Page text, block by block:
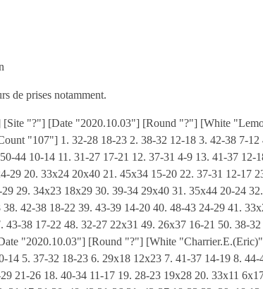
de prises notamment.
10. 44-40 5-10 11. 49-44 10-14 12. 44-39 6-11 13. 34-30 1-6 14. 39-33 11-17 15. 32-28 23x32 16. 37x28 7-11 17. 41-37 14-20 18. 37-32 18-23 19. 40-34 12-18 20. 45-40 8-12 21. 50-45 2-8 22. 46-41 24-29 23. 33x24 20x29 24. 41-37 22x33 25. 47-41 9-14 26. 30-25 15-20 27. 34-30 33-39 28. 43x34 20-24 29. 31-26 17-22 30. 32-27 22x31 31. 36x27 11-17 32. 38-32 3-9 33. 37-31 17-22 34. 42-37 22-28 35. 48-43 12-17 36. 43-38 18-22 37. 27x18 13x22 38. 41-36 16-21 39. 38-33 29x27 40. 34-29 24x33 41. 25-20 14x34 42. 40x18 22x13 43. 31x11 6x17 44. 45-40 33-39 45. 36-31 19-24 46. 37-32 28x37 47. 31x42 21-27 48. 42-38 9-14 49. 38-33 39x28 50. 40-34 28-32 0-1 [Event "1/2 Coupe de France,Parthenay-Seilh,D1"] [Site "?"] [Date "2020.10.03"] [Round "?"] [White "Guet,,A.(Arsène)"] [Black "Ouedraogo,D.(Dasmane)"] [Result "0-1"] [GameType "20"] [PlyCount "96"] 1. 32-28 20-24 2. 37-32 15-20 3. 41-37 10-15 4. 46-41 16-21 5. 31-27 21-26 6. 36-31 11-16 7. 34-29 17-21 8. 40-34 5-10 9. 44-40 6-11 10. 34-30 20-25 11. 29x20 25x34 12. 40x29 14x25 13. 50-44 10-14 14. 44-40 14-20 15. 49-44 19-23 16. 28x19 13x24 17. 41-36 11-17 18. 27-22 18x27 19. 31x11 21-27 20. 32x21 26x6 21. 37-32 6-11 22. 47-41 11-17 23. 41-37 1-6 24. 32-28 17-22 25. 28x17 12x21 26. 37-32 7-12 27. 32-28 9-13 28. 42-37 21-27 29. 37-31 12-18 30. 31x22 18x27 31. 29-23 13-18 32. 23x12 8x17 33. 35-30 24x35 34. 39-34 6-11 35. 44-39 35x44 36. 39x50 16-21 37. 50-44 11-16 38. 28-23 21-26 39. 48-42 20-24 40. 42-37 17-21 41. 37-32 3-9 42. 44-39 9-14 43. 34-29 15-20 44. 23-18 14-19 45. 18-12 25-30 46. 45-40 30-34 47. 39x30 24x44 48. 33-28 20-25 0-1 [Event "1/2 Coupe de France,Parthenay-Seilh,D2"] [Site "?"] [Date "2020.10.03"] [Round "?"] [White "Cuchet,D.(Daniel)"] [Black "Charrier,E.(Eric)"] [Result "1-0"] [GameType "20"] [PlyCount "93"] 1. 32-28 19-23 2. 28x19 14x23 3. 37-32 17-22 4. 33-28 22x33 5. 39x19 13x24 6. 32-28 18-22 7. 28x17 11x22 8. 44-39 12-17 9. 50-44 6-11 10. 38-33 7-12 11. 41-37 1-7 12. 43-38 9-13 13. 34-30 24-29 14. 33x24 20x29 15. 39-33 10-14 16. 33x24 14-20 17. 44-39 20x29 18. 39-33 5-10 19. 33x24 10-14 20. 49-43 14-20 21. 43-39 20x29 22. 39-33 4-10 23. 33x24 12-18 24. 37-32 7-12 25. 32-27 2-7 26. 30-25 3-9 27. 40-34 10-14 28. 34-30 14-19 29. 45-40 9-14 30. 48-43 16-21 31. 27x16 18-23 32. 40-34 12-18 33. 46-41 8-12 34. 31-26 22-28 35. 41-37 17-22 36. 43-39 11-17 37. 37-31 7-11 38. 16x7 12x1 39. 42-37 1-6 40. 38-32 28-33 41. 39x28 22x33 42. 34-29 23x34 43. 30x28 19x30 44. 35x24 6-11 45. 31-27 11-16 46. 28-22 17x28 47. 32x12 1-0 [Event "1/2 Coupe de France,Parthenay-Seilh,D3"] [Site "?"] [Date "2020.10.03"] [Round "?"] [White "Bernardeau,Y.(Yves)"] [Black "Cerbone,S.(Stéphane)"] [Result "1-0"] [GameType "20"] [PlyCount "71"] 1. 32-28 17-21 2. 31-26 19-23 3. 28x19 14x23 4. 26x17 12x21 5. 37-32 10-14 6. 34-30 14-19 7. 41-37 5-10 8. 47-41 21-26 9. 32-27 10-14 10. 30-24 20x29 11. 33x24 19x30 12. 35x24 7-12 13. 40-35 14-20 14. 39-33 20x29 15. 33x24 11-17 16. 44-39 17-22 17. 45-40 22x31 18. 36x27 1-7 19. 35-30 9-14 20. 40-35 14-19 21. 50-44 7-11 22. 44-40 11-17 23. 30-25 19x30 24. 35x24 17-22 25. 41-36 22x31 26. 36x27 2-7 27. 40-35 7-11 28. 39-34 12-17 29. 46-41 23-28 30. 41-36 17-21 31. 37-31 26x37 32. 42x31 21x32 33. 38x27 28-33 34. 24-19 13x24 35. 27-21 16x27 36. 31x2 1-0 [Event "1/2 Coupe de France,Parthenay-Seilh,D4"] [Site "?"] [Date "2020.10.03"] [Round "?"] [White "Gouzi,J.(Jean)"] [Black "Mottay,G.(Gabriel)"] [Result "1/2-1/2"] [GameType "20"] [PlyCount "95"] 1. 32-27 18-23 2. 34-29 23x34 3. 40x29 12-18 4. 44-40 7-12 5. 50-44 19-23 6. 40-34 14-19 7. 31-26 19-24 8. 36-31 10-14 9. 38-32 14-19 10. 42-38 17-21 11. 26x17 12x21 12. 41-36 20-25 13. 29x20 25x14 14. 47-42 21-26 15. 44-40 2-7 16. 49-44 7-12 17. 35-30 15-20 18. 30-25 5-10 19. 33-29 11-17 20. 27-21 16x27 21. 31x11 6x17 22. 32-27 10-15 23. 37-31 26x37 24. 42x31